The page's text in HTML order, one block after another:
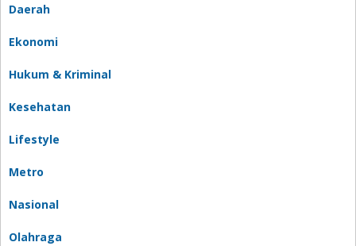
Daerah
Ekonomi
Hukum & Kriminal
Kesehatan
Lifestyle
Metro
Nasional
Olahraga